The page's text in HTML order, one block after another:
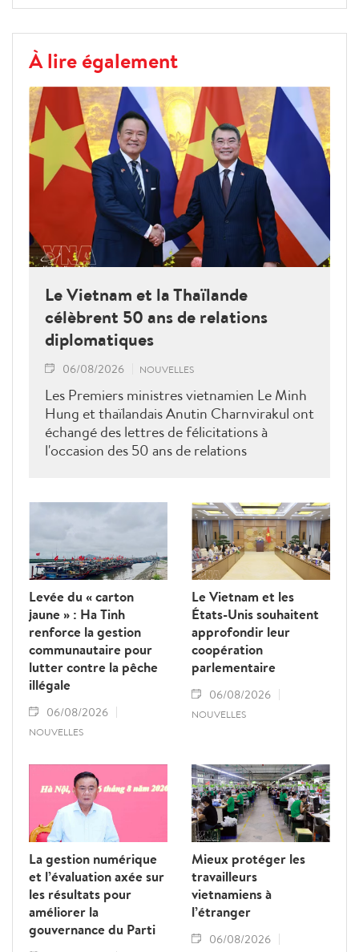
À lire également
Le Vietnam et la Thaïlande
célèbrent 50 ans de relations
diplomatiques
06/08/2026 NOUVELLES
Les Premiers ministres vietnamien Le Minh
Hung et thaïlandais Anutin Charnvirakul ont
échangé des lettres de félicitations à
l'occasion des 50 ans de relations
Levée du « carton
jaune » : Ha Tinh
renforce la gestion
communautaire pour
lutter contre la pêche
illégale
06/08/2026
NOUVELLES
Le Vietnam et les
États-Unis souhaitent
approfondir leur
coopération
parlementaire
06/08/2026
NOUVELLES
La gestion numérique
et l’évaluation axée sur
les résultats pour
améliorer la
gouvernance du Parti
Mieux protéger les
travailleurs
vietnamiens à
l’étranger
06/08/2026